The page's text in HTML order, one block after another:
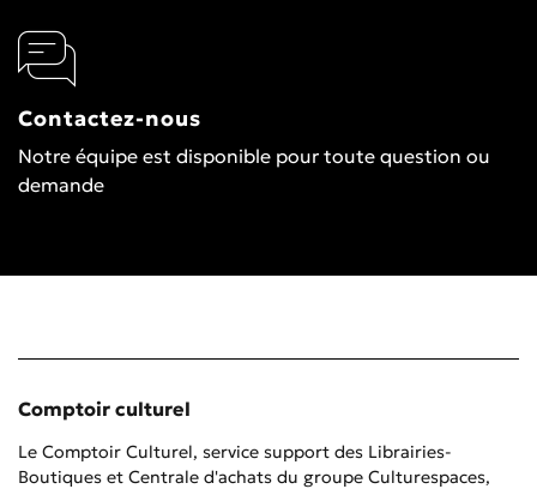
Contactez-nous
Notre équipe est disponible pour toute question ou
demande
Comptoir culturel
Le Comptoir Culturel, service support des Librairies-
Boutiques et Centrale d'achats du groupe Culturespaces,